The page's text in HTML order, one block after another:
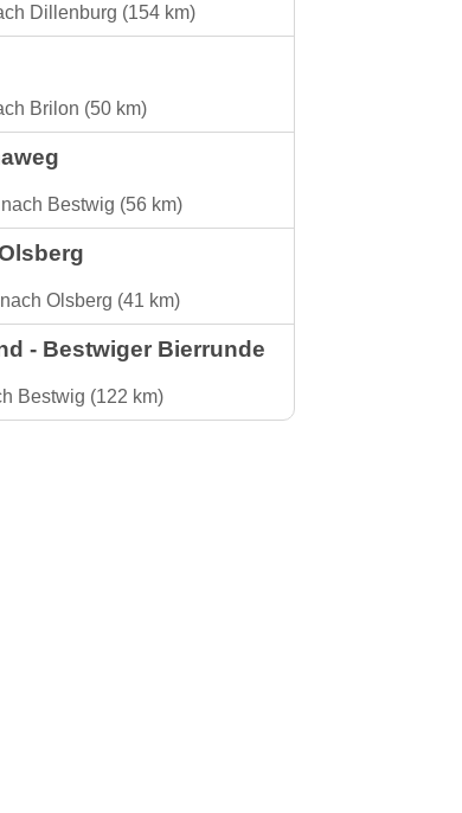
Dillenburg (154 km)
Brilon (50 km)
Bestwig (56 km)
Olsberg (41 km)
- Bestwiger Bierrunde
Bestwig (122 km)